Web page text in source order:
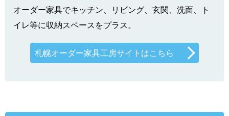
オーダー家具でキッチン、リビング、玄関、洗面、ト
イレ等に収納スペースをプラス。
札幌オーダー家具工房サイトはこちら